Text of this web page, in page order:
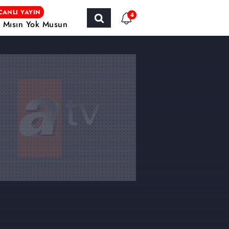
YAYIN
Yok Musun
4